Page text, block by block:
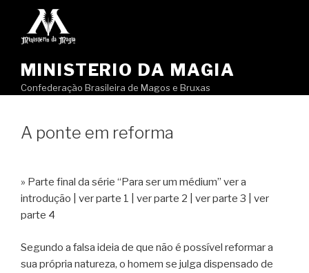
MINISTERIO DA MAGIA
Confederação Brasileira de Magos e Bruxas
A ponte em reforma
» Parte final da série “Para ser um médium” ver a
introdução | ver parte 1 | ver parte 2 | ver parte 3 | ver
parte 4
Segundo a falsa ideia de que não é possível reformar a
sua própria natureza, o homem se julga dispensado de